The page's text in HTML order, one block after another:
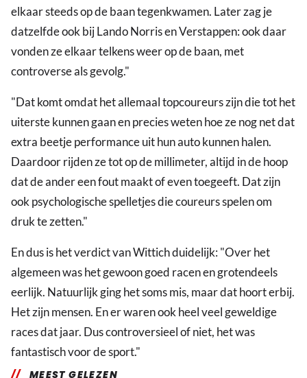
elkaar steeds op de baan tegenkwamen. Later zag je
datzelfde ook bij Lando Norris en Verstappen: ook daar
vonden ze elkaar telkens weer op de baan, met
controverse als gevolg."
"Dat komt omdat het allemaal topcoureurs zijn die tot het
uiterste kunnen gaan en precies weten hoe ze nog net dat
extra beetje performance uit hun auto kunnen halen.
Daardoor rijden ze tot op de millimeter, altijd in de hoop
dat de ander een fout maakt of even toegeeft. Dat zijn
ook psychologische spelletjes die coureurs spelen om
druk te zetten."
En dus is het verdict van Wittich duidelijk: "Over het
algemeen was het gewoon goed racen en grotendeels
eerlijk. Natuurlijk ging het soms mis, maar dat hoort erbij.
Het zijn mensen. En er waren ook heel veel geweldige
races dat jaar. Dus controversieel of niet, het was
fantastisch voor de sport."
MEEST GELEZEN